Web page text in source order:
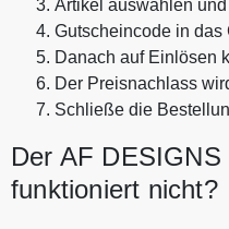
Artikel auswählen
Gutscheincode in das
Danach auf Einlösen
Der Preisnachlass
Schließe die
Der AF
funktioniert nicht?